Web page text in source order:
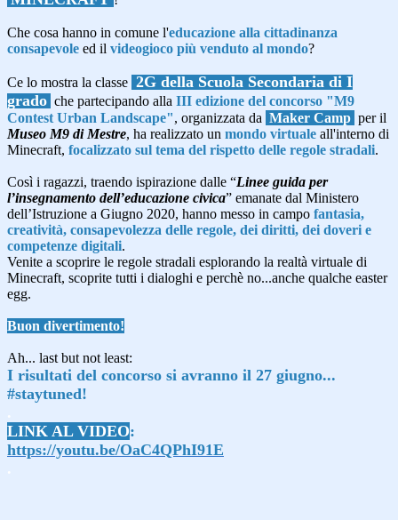
Che cosa hanno in comune l'educazione alla cittadinanza
consapevole ed il videogioco più venduto al mondo?
Ce lo mostra la classe 2G della Scuola Secondaria di I
grado che partecipando alla III edizione del concorso "M9
Contest Urban Landscape", organizzata da Maker Camp per il
Museo M9 di Mestre, ha realizzato un mondo virtuale all'interno di
Minecraft, focalizzato sul tema del rispetto delle regole stradali.
Così i ragazzi, traendo ispirazione dalle “Linee guida per
l’insegnamento dell’educazione civica” emanate dal Ministero
dell’Istruzione a Giugno 2020, hanno messo in campo fantasia,
creatività, consapevolezza delle regole, dei diritti, dei doveri e
competenze digitali.
Venite a scoprire le regole stradali esplorando la realtà virtuale di
Minecraft, scoprite tutti i dialoghi e perchè no...anche qualche easter
egg.
Buon divertimento!
Ah... last but not least:
I risultati del concorso si avranno il 27 giugno...
#staytuned!
.
LINK AL VIDEO:
https://youtu.be/OaC4QPhI91E
.